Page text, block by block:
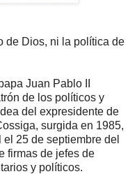
de Dios, ni la política de
Juan Pablo II
de los políticos y
del expresidente de
surgida en 1985,
25 de septiembre del
firmas de jefes de
y políticos.